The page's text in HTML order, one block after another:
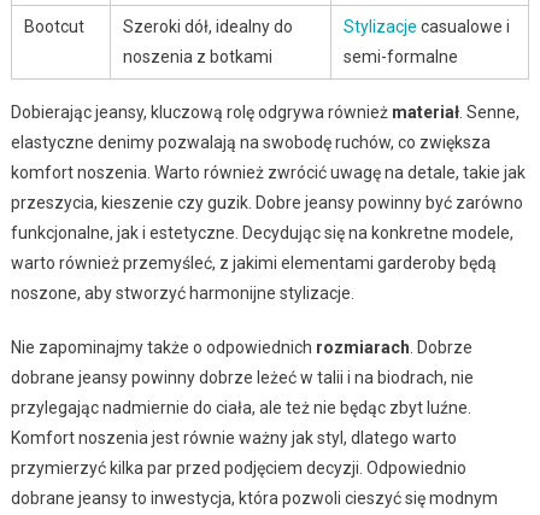
Bootcut
Szeroki dół, idealny do
noszenia z botkami
Stylizacje casualowe i
semi-formalne
Dobierając jeansy, kluczową rolę odgrywa również materiał. Senne,
elastyczne denimy pozwalają na swobodę ruchów, co zwiększa
komfort noszenia. Warto również zwrócić uwagę na detale, takie jak
przeszycia, kieszenie czy guzik. Dobre jeansy powinny być zarówno
funkcjonalne, jak i estetyczne. Decydując się na konkretne modele,
warto również przemyśleć, z jakimi elementami garderoby będą
noszone, aby stworzyć harmonijne stylizacje.
Nie zapominajmy także o odpowiednich rozmiarach . Dobrze
dobrane jeansy powinny dobrze leżeć w talii i na biodrach, nie
przylegając nadmiernie do ciała, ale też nie będąc zbyt luźne.
Komfort noszenia jest równie ważny jak styl, dlatego warto
przymierzyć kilka par przed podjęciem decyzji. Odpowiednio
dobrane jeansy to inwestycja, która pozwoli cieszyć się modnym